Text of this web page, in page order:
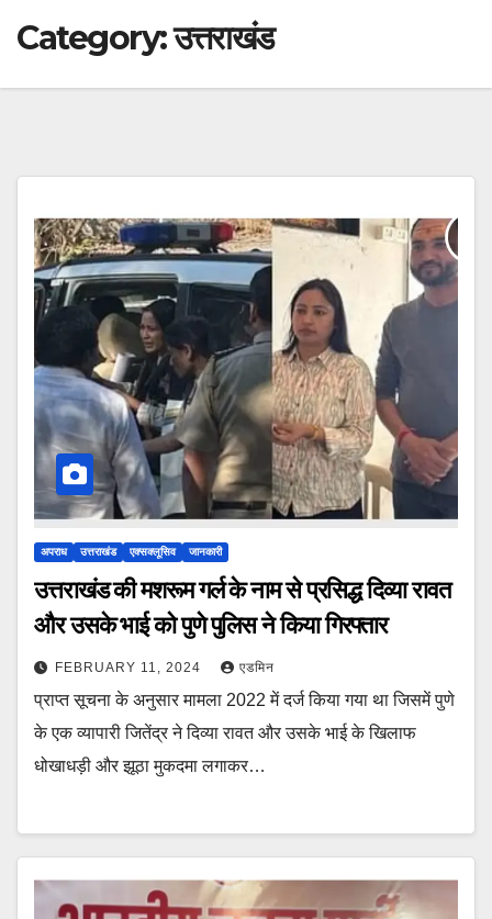
Category:उत्तराखंड
अपराध उत्तराखंड एक्सक्लूसिव जानकारी
उत्तराखंड की मशरूम गर्ल के नाम से प्रसिद्ध दिव्या रावत
और उसके भाई को पुणे पुलिस ने किया गिरफ्तार
FEBRUARY 11, 2024 एडमिन
प्राप्त सूचना के अनुसार मामला 2022 में दर्ज किया गया था जिसमें पुणे
के एक व्यापारी जितेंद्र ने दिव्या रावत और उसके भाई के खिलाफ
धोखाधड़ी और झूठा मुकदमा लगाकर…